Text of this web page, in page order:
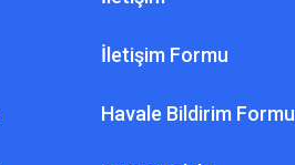
İletişim Formu
Havale Bildirim Formu